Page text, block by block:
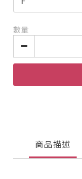
數量
商品描述